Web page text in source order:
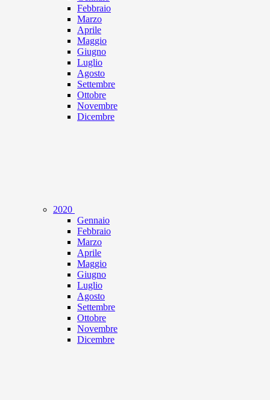
Febbraio
Marzo
Aprile
Maggio
Giugno
Luglio
Agosto
Settembre
Ottobre
Novembre
Dicembre
2020
Gennaio
Febbraio
Marzo
Aprile
Maggio
Giugno
Luglio
Agosto
Settembre
Ottobre
Novembre
Dicembre